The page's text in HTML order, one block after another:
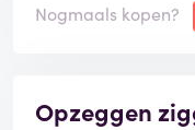
Nogmaals kopen?
Opzeggen